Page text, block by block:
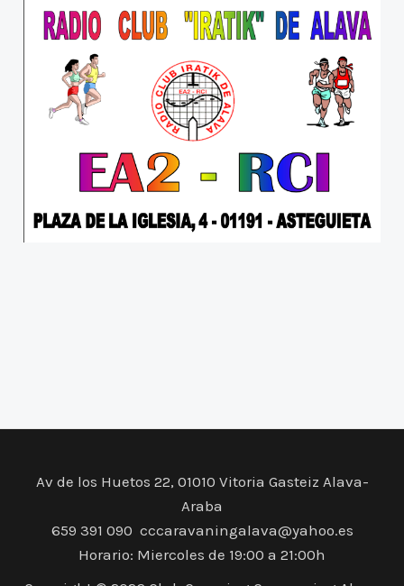
Av de los Huetos 22, 01010 Vitoria Gasteiz Alava-
Araba
659 391 090 cccaravaningalava@yahoo.es
Horario: Miercoles de 19:00 a 21:00h